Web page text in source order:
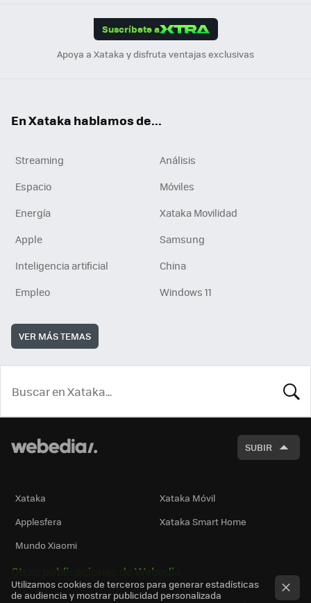
Suscríbete a
Apoya a Xataka y disfruta ventajas exclusivas
En Xataka hablamos de...
Streaming
Análisis
Espacio
Móviles
Energía
Xataka Movilidad
Apple
Samsung
Inteligencia artificial
China
Empleo
Windows 11
VER MÁS TEMAS
SUBIR
Xataka
Xataka Móvil
Applesfera
Xataka Smart Home
Mundo Xiaomi
Otras publicaciones de Webedia
Utilizamos cookies de terceros para generar estadísticas
de audiencia y mostrar publicidad personalizada